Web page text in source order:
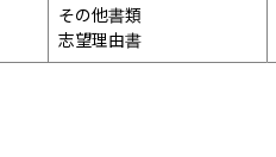
その他書類
志望理由書